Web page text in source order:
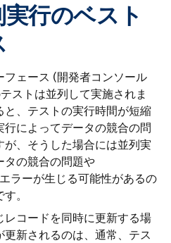
行のベスト
ェース (開発者コンソール
ストは並列して実施されま
、テストの実行時間が短縮
によってデータの競合の問
、そうした場合には並列実
タの競合の問題や
エラーが生じる可能性があるの
。
レコードを同時に更新する場
新されるのは、通常、テス